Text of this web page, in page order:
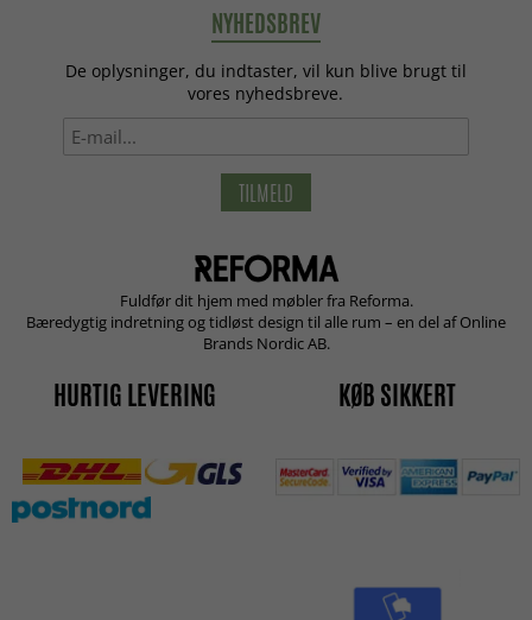
NYHEDSBREV
De oplysninger, du indtaster, vil kun blive brugt til
vores nyhedsbreve.
TILMELD
Fuldfør dit hjem med møbler fra Reforma.
Bæredygtig indretning og tidløst design til alle rum – en del af Online
Brands Nordic AB.
HURTIG LEVERING KØB SIKKERT